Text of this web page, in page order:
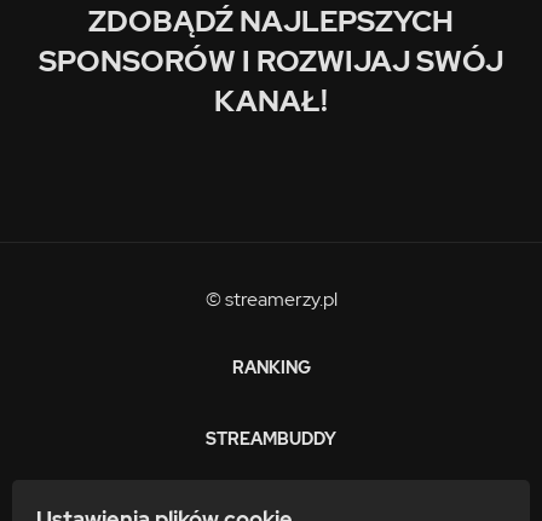
ZDOBĄDŹ NAJLEPSZYCH
SPONSORÓW I ROZWIJAJ SWÓJ
KANAŁ!
© streamerzy.pl
RANKING
STREAMBUDDY
ZARABIAJ